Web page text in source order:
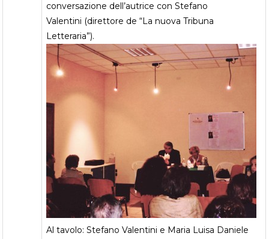
conversazione dell’autrice con Stefano
Valentini (direttore de “La nuova Tribuna
Letteraria”).
Al tavolo: Stefano Valentini e Maria Luisa Daniele